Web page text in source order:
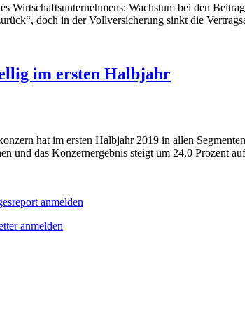
Wirtschaftsunternehmens: Wachstum bei den
doch in der Vollversicherung sinkt die
im ersten Halbjahr
hat im ersten Halbjahr 2019 in allen
und das Konzernergebnis steigt um 24,0 Prozent